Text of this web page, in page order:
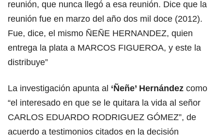
reunión, que nunca llegó a esa reunión. Dice que la
reunión fue en marzo del año dos mil doce (2012).
Fue, dice, el mismo ÑEÑE HERNANDEZ, quien
entrega la plata a MARCOS FIGUEROA, y este la
distribuye”
La investigación apunta al ‘Ñeñe’ Hernández como
“el interesado en que se le quitara la vida al señor
CARLOS EDUARDO RODRIGUEZ GÓMEZ”, de
acuerdo a testimonios citados en la decisión